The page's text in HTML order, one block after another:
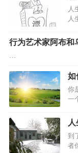
事，这些故事编织在
同的人，即使站在同
同。人们总是在长大
戏，已不复存在的原
该是当…
人
人
有
行为艺术家阿布和
…
如
你
一
而
块
出
到
者